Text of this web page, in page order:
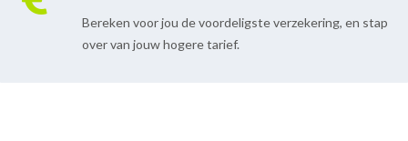
Bereken voor jou de voordeligste verzekering, en stap
over van jouw hogere tarief.